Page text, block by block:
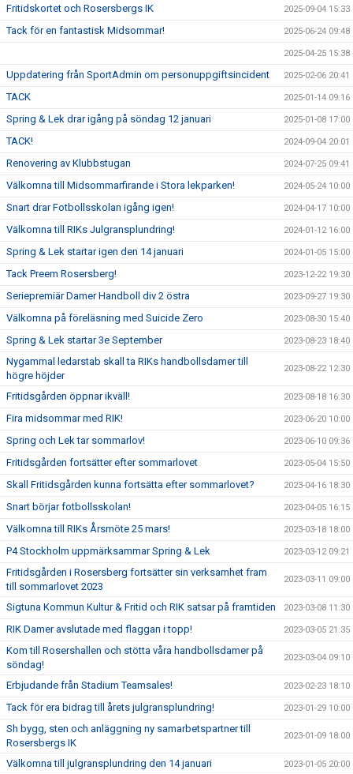
Fritidskortet och Rosersbergs IK 2025-09-04 15:33
Tack för en fantastisk Midsommar! 2025-06-24 09:48
2025-04-25 15:38
Uppdatering från SportAdmin om personuppgiftsincident 2025-02-06 20:41
TACK 2025-01-14 09:16
Spring & Lek drar igång på söndag 12 januari 2025-01-08 17:00
TACK! 2024-09-04 20:01
Renovering av Klubbstugan 2024-07-25 09:41
Välkomna till Midsommarfirande i Stora lekparken! 2024-05-24 10:00
Snart drar Fotbollsskolan igång igen! 2024-04-17 10:00
Välkomna till RIKs Julgransplundring! 2024-01-12 16:00
Spring & Lek startar igen den 14 januari 2024-01-05 15:00
Tack Preem Rosersberg! 2023-12-22 19:30
Seriepremiär Damer Handboll div 2 östra 2023-09-27 19:30
Välkomna på föreläsning med Suicide Zero 2023-08-30 15:40
Spring & Lek startar 3e September 2023-08-23 18:40
Nygammal ledarstab skall ta RIKs handbollsdamer till
högre höjder
2023-08-22 12:30
Fritidsgården öppnar ikväll! 2023-08-18 16:30
Fira midsommar med RIK! 2023-06-20 10:00
Spring och Lek tar sommarlov! 2023-06-10 09:36
Fritidsgården fortsätter efter sommarlovet 2023-05-04 15:50
Skall Fritidsgården kunna fortsätta efter sommarlovet? 2023-04-16 18:30
Snart börjar fotbollsskolan! 2023-04-05 16:15
Välkomna till RIKs Årsmöte 25 mars! 2023-03-18 18:00
P4 Stockholm uppmärksammar Spring & Lek 2023-03-12 09:21
Fritidsgården i Rosersberg fortsätter sin verksamhet fram
till sommarlovet 2023
2023-03-11 09:00
Sigtuna Kommun Kultur & Fritid och RIK satsar på framtiden 2023-03-08 11:30
RIK Damer avslutade med flaggan i topp! 2023-03-05 21:35
Kom till Rosershallen och stötta våra handbollsdamer på
söndag!
2023-03-04 09:10
Erbjudande från Stadium Teamsales! 2023-02-23 18:10
Tack för era bidrag till årets julgransplundring! 2023-01-29 10:00
Sh bygg, sten och anläggning ny samarbetspartner till
Rosersbergs IK
2023-01-09 18:00
Välkomna till julgransplundring den 14 januari 2023-01-05 20:00